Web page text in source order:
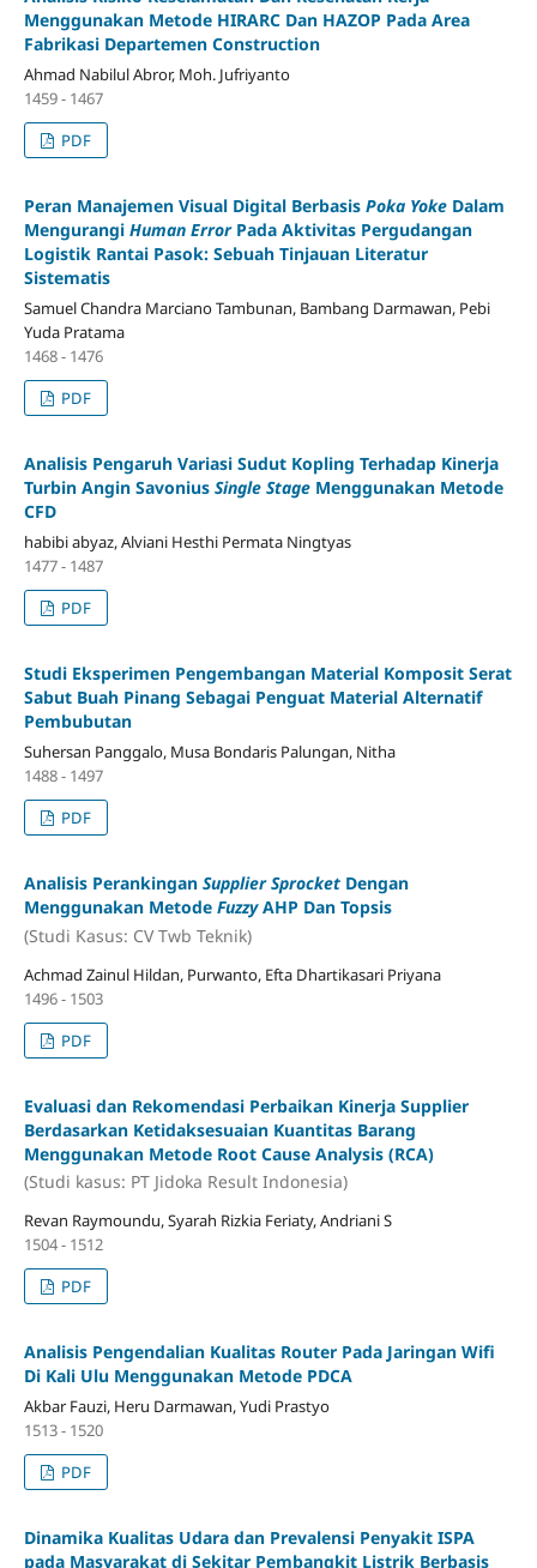
Menggunakan Metode HIRARC Dan HAZOP Pada Area
Fabrikasi Departemen Construction
Ahmad Nabilul Abror, Moh. Jufriyanto
1459 - 1467
PDF
Peran Manajemen Visual Digital Berbasis Poka YokeDalam
Mengurangi Human ErrorPada Aktivitas Pergudangan
Logistik Rantai Pasok: Sebuah Tinjauan Literatur
Sistematis
Samuel Chandra Marciano Tambunan, Bambang Darmawan, Pebi
Yuda Pratama
1468 - 1476
PDF
Analisis Pengaruh Variasi Sudut Kopling Terhadap Kinerja
Turbin Angin Savonius Single StageMenggunakan Metode
CFD
habibi abyaz, Alviani Hesthi Permata Ningtyas
1477 - 1487
PDF
Studi Eksperimen Pengembangan Material Komposit Serat
Sabut Buah Pinang Sebagai Penguat Material Alternatif
Pembubutan
Suhersan Panggalo, Musa Bondaris Palungan, Nitha
1488 - 1497
PDF
Analisis Perankingan Supplier Sprocket Dengan
Menggunakan Metode FuzzyAHP Dan Topsis
(Studi Kasus: CV Twb Teknik)
Achmad Zainul Hildan, Purwanto, Efta Dhartikasari Priyana
1496 - 1503
PDF
Evaluasi dan Rekomendasi Perbaikan Kinerja Supplier
Berdasarkan Ketidaksesuaian Kuantitas Barang
Menggunakan Metode Root Cause Analysis (RCA)
(Studi kasus: PT Jidoka Result Indonesia)
Revan Raymoundu, Syarah Rizkia Feriaty, Andriani S
1504 - 1512
PDF
Analisis Pengendalian Kualitas Router Pada Jaringan Wifi
Di Kali Ulu Menggunakan Metode PDCA
Akbar Fauzi, Heru Darmawan, Yudi Prastyo
1513 - 1520
PDF
Dinamika Kualitas Udara dan Prevalensi Penyakit ISPA
pada Masyarakat di Sekitar Pembangkit Listrik Berbasis